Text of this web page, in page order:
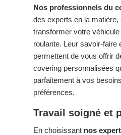
Nos professionnels du
des experts en la matière,
transformer votre
roulante. Leur savoir-faire
permettent de vous offrir
covering personnalisées
parfaitement à vos
préférences.
Travail soigné et
En choisissant nos